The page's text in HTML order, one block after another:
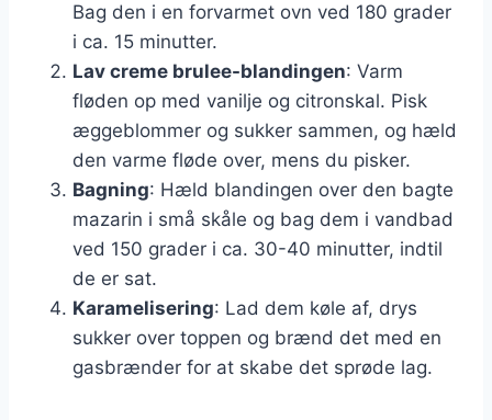
Bag den i en forvarmet ovn ved 180 grader
i ca. 15 minutter.
Lav creme brulee-blandingen: Varm
fløden op med vanilje og citronskal. Pisk
æggeblommer og sukker sammen, og hæld
den varme fløde over, mens du pisker.
Bagning: Hæld blandingen over den bagte
mazarin i små skåle og bag dem i vandbad
ved 150 grader i ca. 30-40 minutter, indtil
de er sat.
Karamelisering: Lad dem køle af, drys
sukker over toppen og brænd det med en
gasbrænder for at skabe det sprøde lag.